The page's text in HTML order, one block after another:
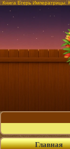
Книга Егерь Императрицы.
Главная